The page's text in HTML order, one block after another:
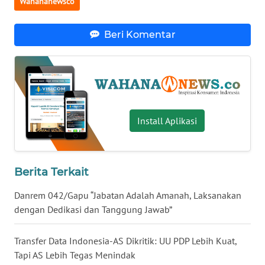
Beri Komentar
Install Aplikasi
Berita Terkait
Danrem 042/Gapu “Jabatan Adalah Amanah, Laksanakan
dengan Dedikasi dan Tanggung Jawab”
Transfer Data Indonesia-AS Dikritik: UU PDP Lebih Kuat,
Tapi AS Lebih Tegas Menindak
SUMBAR
WN
SUMSEL
WN
WN
LAMPUNG
WN